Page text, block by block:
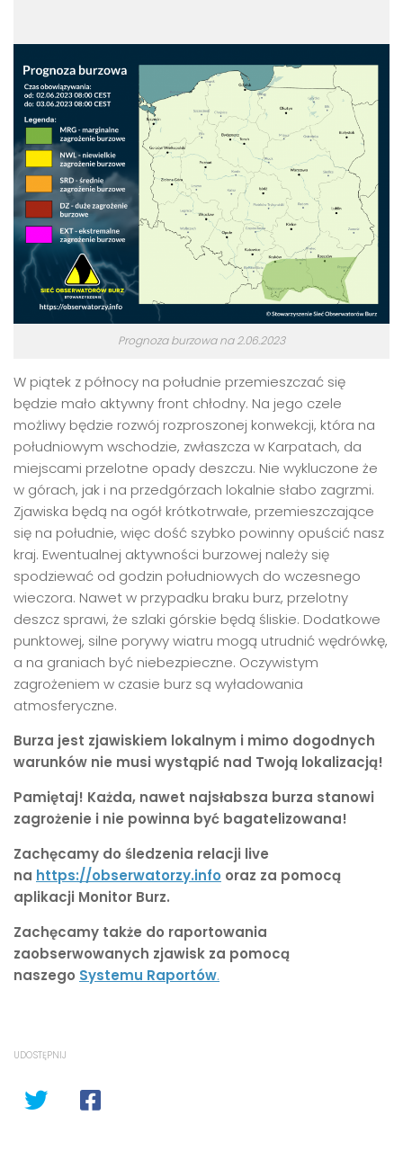
Prognoza burzowa na 2.06.2023
W piątek z północy na południe przemieszczać się
będzie mało aktywny front chłodny. Na jego czele
możliwy będzie rozwój rozproszonej konwekcji, która na
południowym wschodzie, zwłaszcza w Karpatach, da
miejscami przelotne opady deszczu. Nie wykluczone że
w górach, jak i na przedgórzach lokalnie słabo zagrzmi.
Zjawiska będą na ogół krótkotrwałe, przemieszczające
się na południe, więc dość szybko powinny opuścić nasz
kraj. Ewentualnej aktywności burzowej należy się
spodziewać od godzin południowych do wczesnego
wieczora. Nawet w przypadku braku burz, przelotny
deszcz sprawi, że szlaki górskie będą śliskie. Dodatkowe
punktowej, silne porywy wiatru mogą utrudnić wędrówkę,
a na graniach być niebezpieczne. Oczywistym
zagrożeniem w czasie burz są wyładowania
atmosferyczne.
Burza jest zjawiskiem lokalnym i mimo dogodnych
warunków nie musi wystąpić nad Twoją lokalizacją!
Pamiętaj! Każda, nawet najsłabsza burza stanowi
zagrożenie i nie powinna być bagatelizowana!
Zachęcamy do śledzenia relacji live
na https://obserwatorzy.info oraz za pomocą
aplikacji Monitor Burz.
Zachęcamy także do raportowania
zaobserwowanych zjawisk za pomocą
naszego Systemu Raportów.
UDOSTĘPNIJ